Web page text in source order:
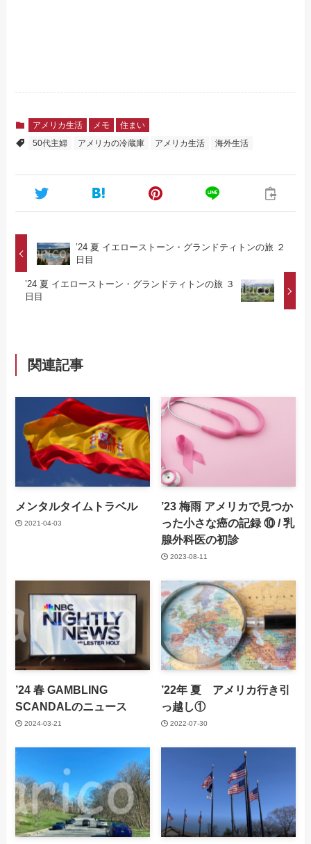
アメリカ生活 メモ
住まい
50代主婦
アメリカの冷蔵庫 アメリカ生活 海外生活
’24 夏 イエローストーン・グランドティトンの旅 ２
日目
’24 夏 イエローストーン・グランドティトンの旅 ３
日目
関連記事
メンタルタイムトラベル
2021-04-03
’23 梅雨 アメリカで見つか
った小さな癌の記録 ⑩ / 乳
腺外科医の初診
2023-08-11
’24 春 GAMBLING
SCANDALのニュース
2024-03-21
’22年 夏 アメリカ行き引
っ越し①
2022-07-30